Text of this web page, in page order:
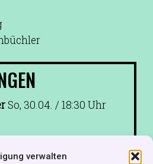
verwalten
So, 30.04. / 18:30 Uhr